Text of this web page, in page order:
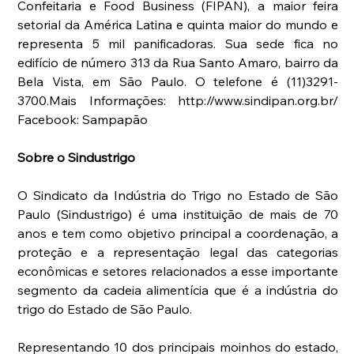
Confeitaria e Food Business (FIPAN), a maior feira
setorial da América Latina e quinta maior do mundo e
representa 5 mil panificadoras. Sua sede fica no
edifício de número 313 da Rua Santo Amaro, bairro da
Bela Vista, em São Paulo. O telefone é (11)3291-
3700.Mais Informações: http://www.sindipan.org.br/
Facebook: Sampapão
Sobre o Sindustrigo
O Sindicato da Indústria do Trigo no Estado de São
Paulo (Sindustrigo) é uma instituição de mais de 70
anos e tem como objetivo principal a coordenação, a
proteção e a representação legal das categorias
econômicas e setores relacionados a esse importante
segmento da cadeia alimentícia que é a indústria do
trigo do Estado de São Paulo.
Representando 10 dos principais moinhos do estado,